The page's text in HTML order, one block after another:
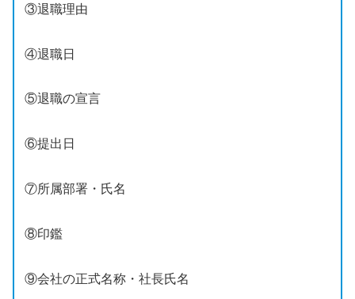
③退職理由
④退職日
⑤退職の宣言
⑥提出日
⑦所属部署・氏名
⑧印鑑
⑨会社の正式名称・社長氏名